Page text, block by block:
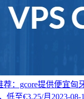
荐：gcore提供便宜匈
低至€3.25/月 2023-08-